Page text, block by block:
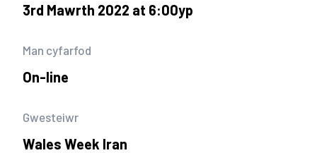
3rd Mawrth 2022 at 6:00yp
Man cyfarfod
On-line
Gwesteiwr
Wales Week Iran